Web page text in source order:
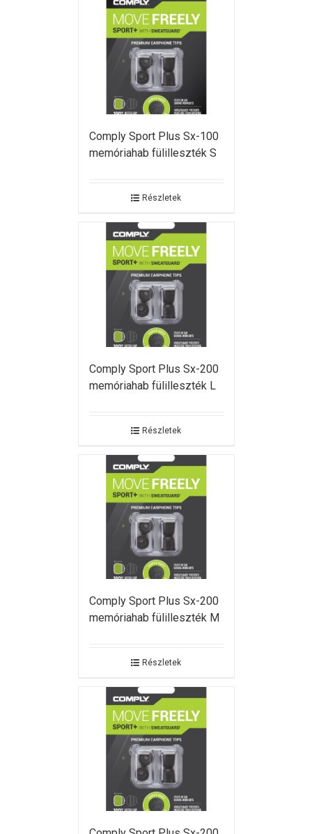
Comply Sport Plus Sx-100
memóriahab fülilleszték S
Részletek
Comply Sport Plus Sx-200
memóriahab fülilleszték L
Részletek
Comply Sport Plus Sx-200
memóriahab fülilleszték M
Részletek